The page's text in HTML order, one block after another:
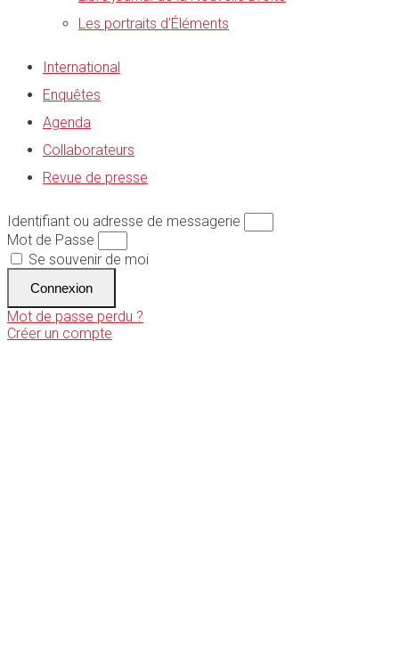
Les portraits d’Éléments
International
Enquêtes
Agenda
Collaborateurs
Revue de presse
Identifiant ou adresse de messagerie
Mot de Passe
Se souvenir de moi
Connexion
Mot de passe perdu ?
Créer un compte